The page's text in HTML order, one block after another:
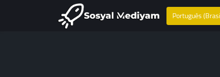
Português